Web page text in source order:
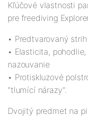
Kľúčové vlastnosti
pre freediving
• Predtvarovaný
• Elasticita,
nazouvanie
• Protiskluzové
"tlumící nárazy".
Dvojitý predmet na